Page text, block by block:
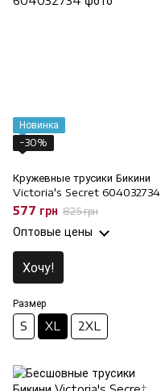
Новинка
−30%
Кружевные трусики Бикини
Victoria's Secret 604032734
зеленые, XL
577 грн 825 грн
Оптовые цены
Хочу!
Размер
S XL 2XL